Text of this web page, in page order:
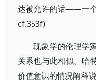
达被允许的话——一个
cf.353f)
现象学的伦理学
关系也与此相似。哈
价值意识的情况阐释